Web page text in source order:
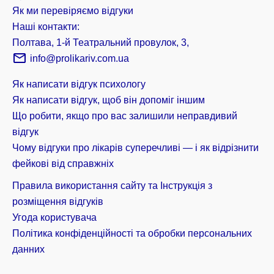
Як ми перевіряємо відгуки
Наші контакти:
Полтава, 1-й Театральний провулок, 3,
info@prolikariv.com.ua
Як написати відгук психологу
Як написати відгук, щоб він допоміг іншим
Що робити, якщо про вас залишили неправдивий
відгук
Чому відгуки про лікарів суперечливі — і як відрізнити
фейкові від справжніх
Правила використання сайту та Інструкція з
розміщення відгуків
Угода користувача
Політика конфіденційності та обробки персональних
данних